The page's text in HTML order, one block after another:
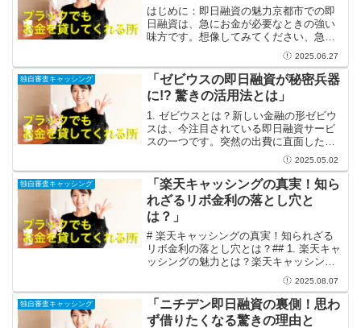
はじめに：即日融資の魅力京都市での即
日融資は、急にお金が必要なときの強い
味方です。想像してみてください、急な
出費が浮上したときにスピーディにお金
を手に入れることができれば、心の安心
感が得られます！生活費の補填や急な修
理、さらには旅行の計画な...
2025.06.27
独自審査キャッシング
「ゼビウスの即日融資が秘密兵器
に!? 驚きの活用法とは」
1. ゼビウスとは？新しい金融の形ゼビウ
スは、今注目されている即日融資サービ
スの一つです。突然の出費に直面したと
き、すぐに資金を調達できるこのサービ
スは、まるで生活の救世主のようです。
予想外の出来事が起きた際、例えば急な
修理代や医療費が発生...
2025.05.02
独自審査キャッシング
「楽天キャッシングの真実！知ら
れざるリボ金利の落とし穴と
は？」
# 楽天キャッシングの真実！知られざる
リボ金利の落とし穴とは？## 1. 楽天キャ
ッシングの魅力とは？楽天キャッシング
は、生活の中で急な出費に対応するため
の強力な味方です。オンラインで申し込
みができ、審査も迅速に行われるため、
急な資金が必要...
2025.08.07
独自審査キャッシング
「ニチデン即日融資の裏側！思わ
ず借りたくなる驚きの理由と